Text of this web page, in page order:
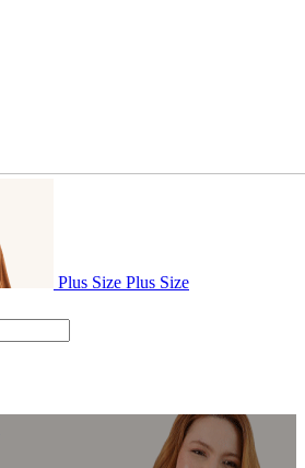
Plus Size Plus Size